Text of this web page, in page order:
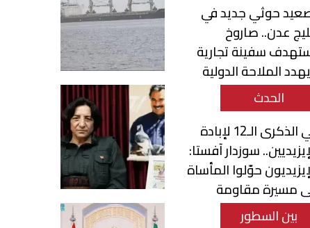
حوثي جديد في
عدن.. صاروخ
سفينة تجارية
الملاحة الدولية
الحدث
في الذكرى الـ12 لإبادة
سوزدار آفستا:
حوّلوا المأساة
مسيرة مقاومة
بين السطور